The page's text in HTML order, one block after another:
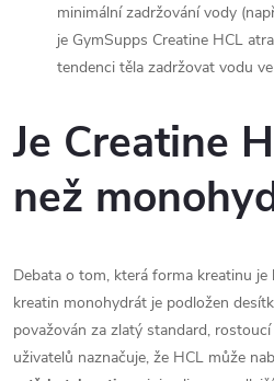
minimální zadržování vody
je GymSupps Creatine HCL
tendenci těla zadržovat vodu
Je Creatine
než
Debata o tom, která forma kreatinu je
kreatin monohydrát je podložen
považován za zlatý standard,
uživatelů naznačuje, že HCL může